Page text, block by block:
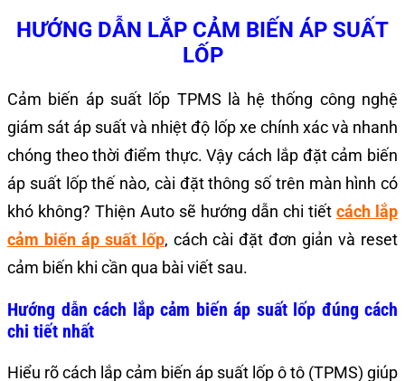
HƯỚNG DẪN LẮP CẢM BIẾN ÁP SUẤT
LỐP
Cảm biến áp suất lốp TPMS là hệ thống công nghệ
giám sát áp suất và nhiệt độ lốp xe chính xác và nhanh
chóng theo thời điểm thực. Vậy cách lắp đặt cảm biến
áp suất lốp thế nào, cài đặt thông số trên màn hình có
khó không? Thiện Auto sẽ hướng dẫn chi tiết cách lắp
cảm biến áp suất lốp, cách cài đặt đơn giản và reset
cảm biến khi cần qua bài viết sau.
Hướng dẫn cách lắp cảm biến áp suất lốp đúng cách
chi tiết nhất
Hiểu rõ cách lắp cảm biến áp suất lốp ô tô (TPMS) giúp